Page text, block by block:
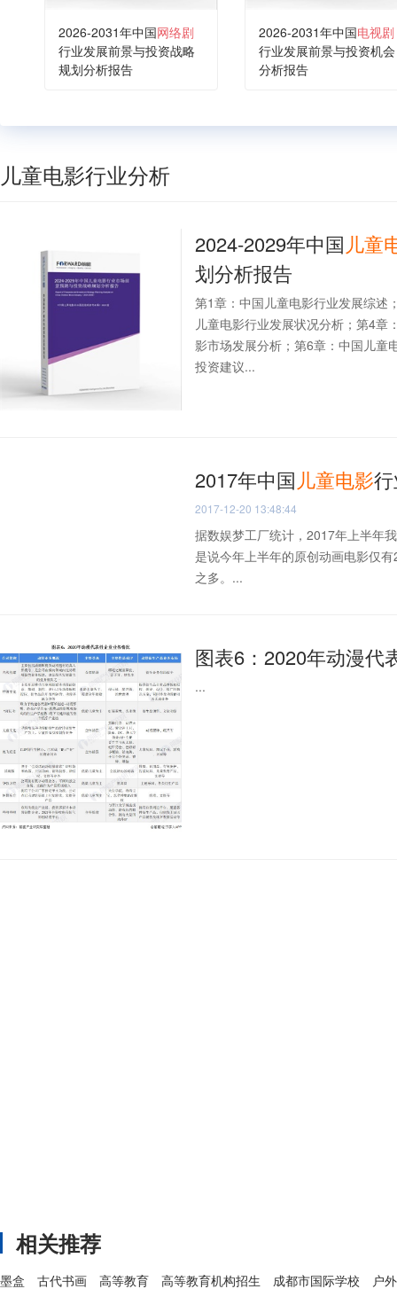
2026-2031年中国网络剧
行业发展前景与投资战略
规划分析报告
2026-2031年中国电视剧
行业发展前景与投资机会
分析报告
儿童电影行业分析
2024-2029年中国 儿童
划分析报告
第1章：中国儿童电影行业发展综述
儿童电影行业发展状况分析；第4章
影市场发展分析；第6章：中国儿童
投资建议...
2017年中国 儿童电影
2017-12-20 13:48:44
据数娱梦工厂统计，2017年上半年
是说今年上半年的原创动画电影仅
之多。...
图表6：2020年动漫代
...
相关推荐
墨盒 古代书画 高等教育 高等教育机构招生 成都市国际学校 户